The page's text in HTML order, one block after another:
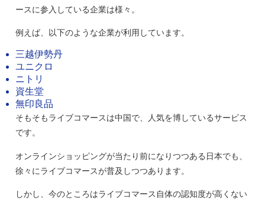
ースに参入している企業は様々。
例えば、以下のような企業が利用しています。
三越伊勢丹
ユニクロ
ニトリ
資生堂
無印良品
そもそもライブコマースは中国で、人気を博しているサービス
です。
オンラインショッピングが当たり前になりつつある日本でも、
徐々にライブコマースが普及しつつあります。
しかし、今のところはライブコマース自体の認知度が高くない